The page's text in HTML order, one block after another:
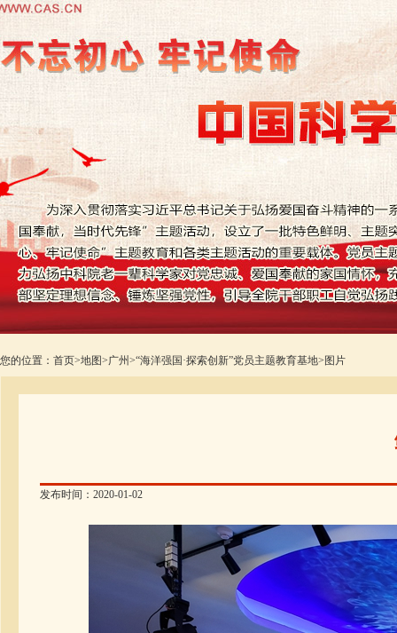
您的位置： 首页>地图>广州>“海洋强国·探索创新”党员主题教育基地> 图片
发布时间：2020-01-02